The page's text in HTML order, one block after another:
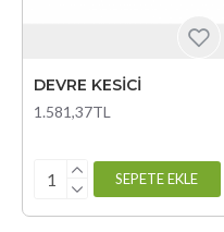
DEVRE KESİCİ
1.581,37TL
SEPETE EKLE